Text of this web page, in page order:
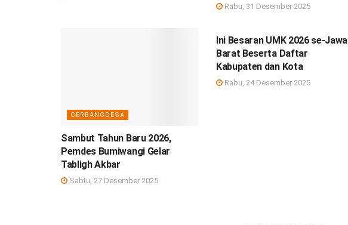
Rabu, 31 Desember 2025
GERBANGDESA
Sambut Tahun Baru 2026,
Pemdes Bumiwangi Gelar
Tabligh Akbar
Sabtu, 27 Desember 2025
Ini Besaran UMK 2026 se-Jawa
Barat Beserta Daftar
Kabupaten dan Kota
Rabu, 24 Desember 2025